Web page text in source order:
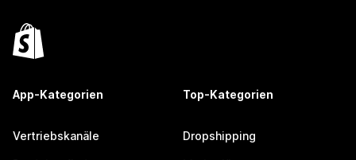
App-Kategorien
Vertriebskanäle
Top-Kategorien
Dropshipping